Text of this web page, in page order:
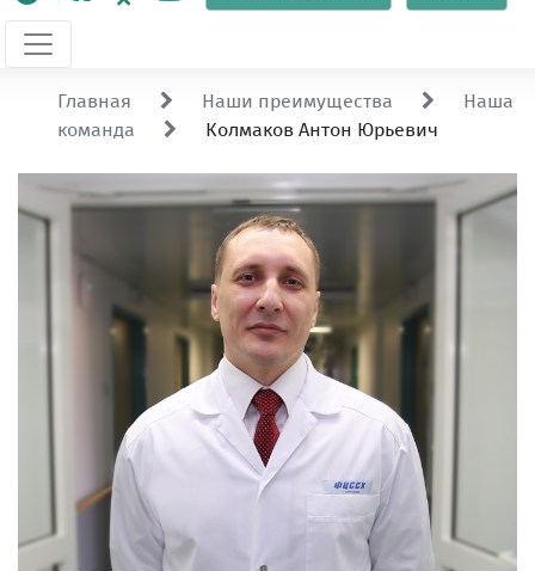
Главная Наши преимущества
Наша
команда
Колмаков Антон Юрьевич